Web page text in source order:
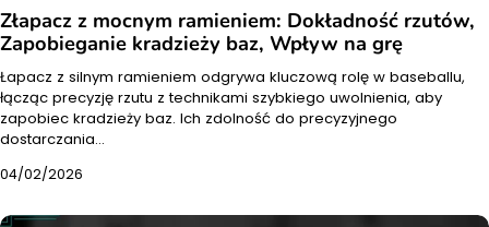
Złapacz z mocnym ramieniem: Dokładność rzutów,
Zapobieganie kradzieży baz, Wpływ na grę
Łapacz z silnym ramieniem odgrywa kluczową rolę w baseballu,
łącząc precyzję rzutu z technikami szybkiego uwolnienia, aby
zapobiec kradzieży baz. Ich zdolność do precyzyjnego
dostarczania…
04/02/2026